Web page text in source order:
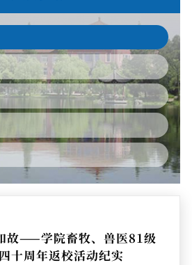
故——学院畜牧、兽医81级
十周年返校活动纪实